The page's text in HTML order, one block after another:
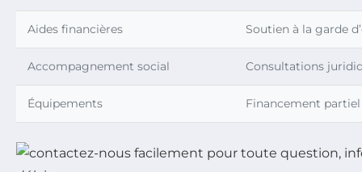
Aides financières Soutien à la garde
Accompagnement social Consultations
Équipements Financement